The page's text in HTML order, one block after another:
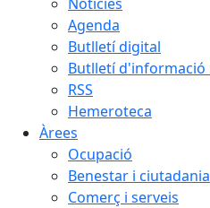
Agenda
Butlletí digital
Butlletí d'informació
RSS
Hemeroteca
Àrees
Ocupació
Benestar i ciutadania
Comerç i serveis